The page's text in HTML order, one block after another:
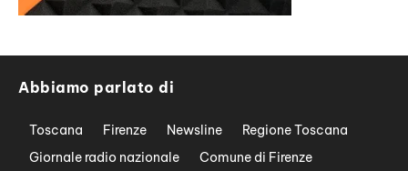
Abbiamo parlato di
Toscana Firenze Newsline
Regione Toscana
Giornale radio nazionale
Comune di Firenze